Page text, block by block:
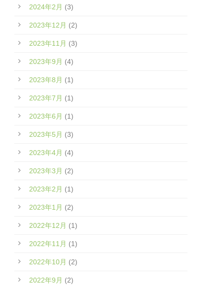
2024年2月 (3)
2023年12月 (2)
2023年11月 (3)
2023年9月 (4)
2023年8月 (1)
2023年7月 (1)
2023年6月 (1)
2023年5月 (3)
2023年4月 (4)
2023年3月 (2)
2023年2月 (1)
2023年1月 (2)
2022年12月 (1)
2022年11月 (1)
2022年10月 (2)
2022年9月 (2)